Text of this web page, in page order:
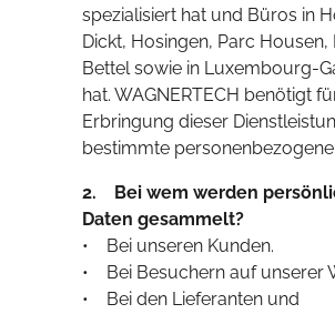
spezialisiert hat und Büros in
Dickt, Hosingen, Parc Housen,
Bettel sowie in Luxembourg-
hat. WAGNERTECH benötigt
Erbringung dieser
bestimmte personenbezogene
2. Bei wem werden
Daten gesammelt?
• Bei unseren Kunden.
• Bei Besuchern auf unserer
• Bei den Lieferanten und